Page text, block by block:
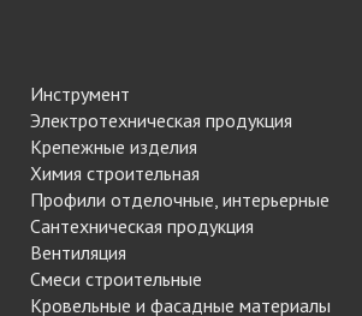
Инструмент
Электротехническая продукция
Крепежные изделия
Химия строительная
Профили отделочные, интерьерные
Сантехническая продукция
Вентиляция
Смеси строительные
Кровельные и фасадные материалы